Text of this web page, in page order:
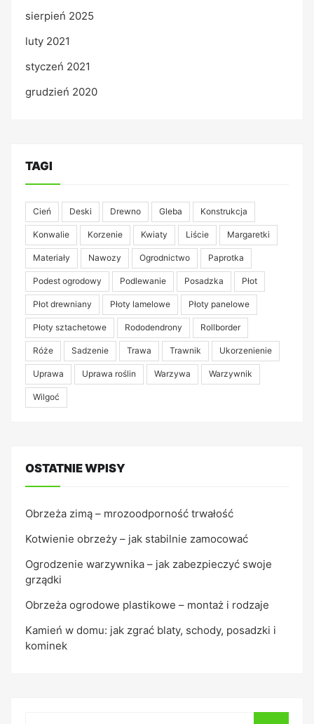
sierpień 2025
luty 2021
styczeń 2021
grudzień 2020
TAGI
Cień Deski Drewno Gleba Konstrukcja
Konwalie Korzenie Kwiaty Liście Margaretki
Materiały Nawozy Ogrodnictwo Paprotka
Podest ogrodowy Podlewanie Posadzka Płot
Płot drewniany Płoty lamelowe Płoty panelowe
Płoty sztachetowe Rododendrony Rollborder
Róże Sadzenie Trawa Trawnik Ukorzenienie
Uprawa Uprawa roślin Warzywa Warzywnik
Wilgoć
OSTATNIE WPISY
Obrzeża zimą – mrozoodporność trwałość
Kotwienie obrzeży – jak stabilnie zamocować
Ogrodzenie warzywnika – jak zabezpieczyć swoje
grządki
Obrzeża ogrodowe plastikowe – montaż i rodzaje
Kamień w domu: jak zgrać blaty, schody, posadzki i
kominek